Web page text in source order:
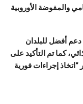
والمفوضة الأوروبية
دعم أفضل للبلدان
كما تم التأكيد على
إجراءات فورية